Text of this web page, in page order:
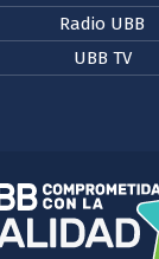
Radio UBB
UBB TV